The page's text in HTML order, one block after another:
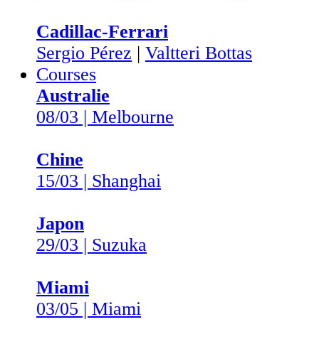
Cadillac-Ferrari
Sergio Pérez | Valtteri Bottas
Courses
Australie
08/03 | Melbourne
Chine
15/03 | Shanghai
Japon
29/03 | Suzuka
Miami
03/05 | Miami